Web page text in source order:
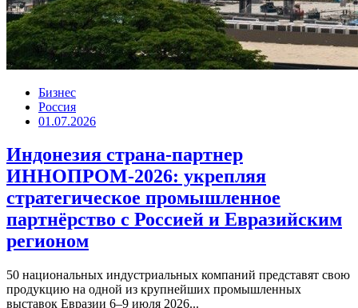
Бизнес
Россия
01.07.2026
Индонезия страна-партнер
ИННОПРОМ-2026: укрепляя
стратегическое промышленное
партнёрство с Россией и Евразийским
регионом
50 национальных индустриальных компаний представят свою
продукцию на одной из крупнейших промышленных
выставок Евразии 6–9 июля 2026...